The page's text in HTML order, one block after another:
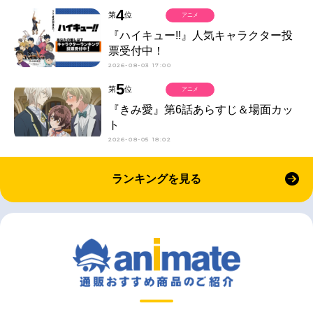
第4位
『ハイキュー!!』人気キャラクター投
票受付中！
2026-08-03 17:00
アニメ
第5位
『きみ愛』第6話あらすじ＆場面カッ
ト
2026-08-05 18:02
アニメ
ランキングを見る